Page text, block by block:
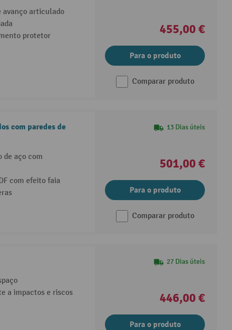
avanço articulado
protetor
455,00 €
Para o produto
Comparar produto
com paredes de
de aço com
com efeito faia
13 Dias úteis
501,00 €
Para o produto
Comparar produto
a impactos e riscos
27 Dias úteis
446,00 €
Para o produto